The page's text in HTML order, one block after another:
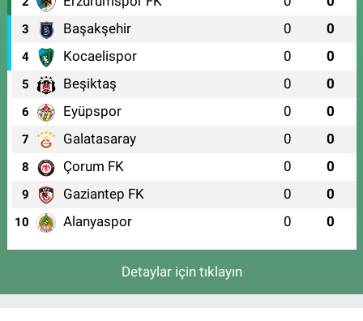
3 Başakşehir 0 0
4 Kocaelispor 0 0
5 Beşiktaş 0 0
6 Eyüpspor 0 0
7 Galatasaray 0 0
8 Çorum FK 0 0
9 Gaziantep FK 0 0
10 Alanyaspor 0 0
Detaylar için tıklayın